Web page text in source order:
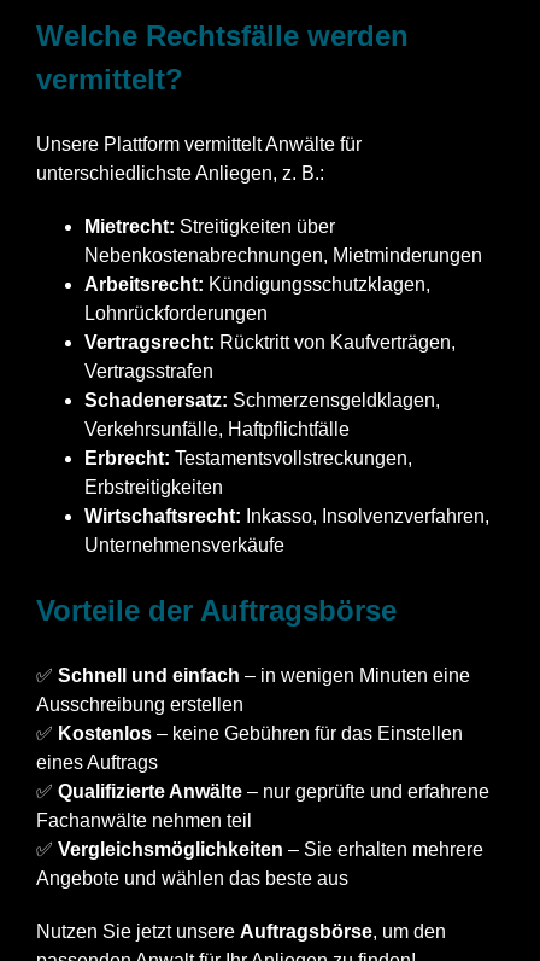
Welche Rechtsfälle werden
vermittelt?
Unsere Plattform vermittelt Anwälte für
unterschiedlichste Anliegen, z. B.:
Mietrecht: Streitigkeiten über
Nebenkostenabrechnungen, Mietminderungen
Arbeitsrecht: Kündigungsschutzklagen,
Lohnrückforderungen
Vertragsrecht: Rücktritt von Kaufverträgen,
Vertragsstrafen
Schadenersatz: Schmerzensgeldklagen,
Verkehrsunfälle, Haftpflichtfälle
Erbrecht: Testamentsvollstreckungen,
Erbstreitigkeiten
Wirtschaftsrecht: Inkasso, Insolvenzverfahren,
Unternehmensverkäufe
Vorteile der Auftragsbörse
✅ Schnell und einfach – in wenigen Minuten eine
Ausschreibung erstellen
✅ Kostenlos – keine Gebühren für das Einstellen
eines Auftrags
✅ Qualifizierte Anwälte – nur geprüfte und erfahrene
Fachanwälte nehmen teil
✅ Vergleichsmöglichkeiten – Sie erhalten mehrere
Angebote und wählen das beste aus
Nutzen Sie jetzt unsere Auftragsbörse, um den